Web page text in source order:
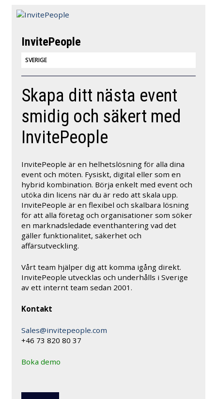
InvitePeople
SVERIGE
Skapa ditt nästa event
smidig och säkert med
InvitePeople
InvitePeople är en helhetslösning för alla dina
event och möten. Fysiskt, digital eller som en
hybrid kombination. Börja enkelt med event och
utöka din licens när du är redo att skala upp.
InvitePeople är en flexibel och skalbara lösning
för att alla företag och organisationer som söker
en marknadsledade eventhantering vad det
gäller funktionalitet, säkerhet och
affärsutveckling.
Vårt team hjälper dig att komma igång direkt.
InvitePeople utvecklas och underhålls i Sverige
av ett internt team sedan 2001.
Kontakt
Sales@invitepeople.com
+46 73 820 80 37
Boka demo